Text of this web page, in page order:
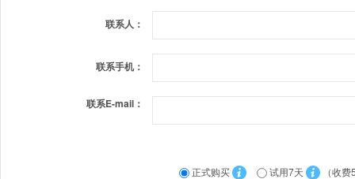
联系人：
联系手机：
联系E-mail：
正式购买 试用7天
（收费